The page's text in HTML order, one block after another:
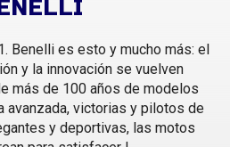
Benelli es esto y mucho más: el
y la innovación se vuelven
más de 100 años de modelos
avanzada, victorias y pilotos de
y deportivas, las motos